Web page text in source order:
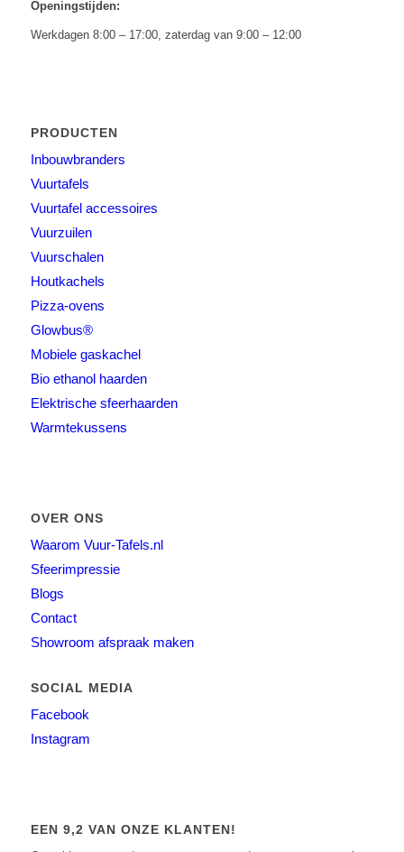
Openingstijden:
Werkdagen 8:00 – 17:00, zaterdag van 9:00 – 12:00
PRODUCTEN
Inbouwbranders
Vuurtafels
Vuurtafel accessoires
Vuurzuilen
Vuurschalen
Houtkachels
Pizza-ovens
Glowbus®
Mobiele gaskachel
Bio ethanol haarden
Elektrische sfeerhaarden
Warmtekussens
OVER ONS
Waarom Vuur-Tafels.nl
Sfeerimpressie
Blogs
Contact
Showroom afspraak maken
SOCIAL MEDIA
Facebook
Instagram
EEN 9,2 VAN ONZE KLANTEN!